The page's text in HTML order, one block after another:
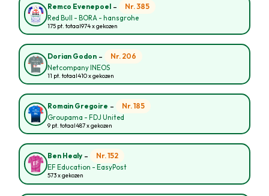
Remco Evenepoel - Nr. 385
Red Bull - BORA - hansgrohe
175 pt. totaal974 x gekozen
Dorian Godon - Nr. 206
Netcompany INEOS
11 pt. totaal410 x gekozen
Romain Gregoire - Nr. 185
Groupama - FDJ United
9 pt. totaal487 x gekozen
Ben Healy - Nr. 152
EF Education - EasyPost
573 x gekozen